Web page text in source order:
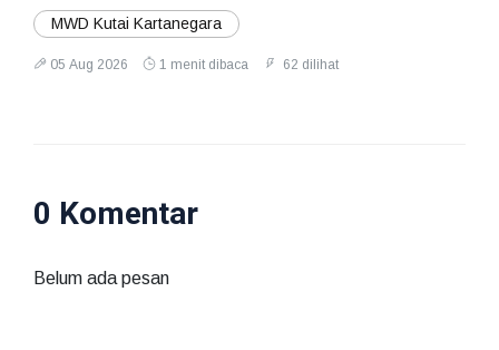
MWD Kutai Kartanegara
05 Aug 2026 1 menit dibaca 62 dilihat
0 Komentar
Belum ada pesan